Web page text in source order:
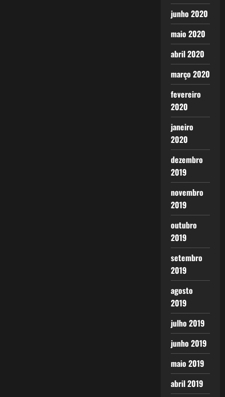
junho 2020
maio 2020
abril 2020
março 2020
fevereiro
2020
janeiro
2020
dezembro
2019
novembro
2019
outubro
2019
setembro
2019
agosto
2019
julho 2019
junho 2019
maio 2019
abril 2019